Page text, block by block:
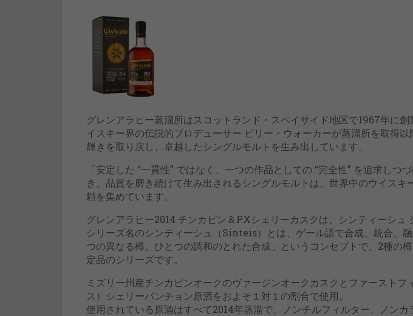
グレンアラヒー蒸溜所はスコットランド・スペイサイド地区で1967年に
イスキー界の伝説的プロデューサー ビリー・ウォーカーが蒸溜所を取得
輝きを取り戻し、卓越したシングルモルトを生み出しています。
「安定した “一貫性” ではなく、一つの作品としての “完全性” を追求しつ
き、品質を磨き続けて生み出されるシングルモルトは、世界中のウイスキ
頼を集めています。
グレンアラヒー2014 チンカピン＆PXシェリーカスクは、シンティーシュ
シリーズ名のシンティーシュ（Sinteis）とは、ゲール語で合成、統合、
つの異なる樽。ひとつの調和のとれた合成」というコンセプトで、2種の
定品のシリーズです。
ミズリー州産チンカピンオークのヴァージンオークカスクとファーストフ
ス）シェリーパンチョン原酒をおよそ１対１の割合で使用。
使用されている原酒はすべて2014年蒸溜で、ノンチルフィルター、ノンカ